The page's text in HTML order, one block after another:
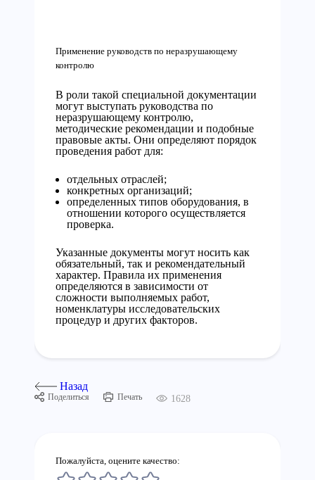
Применение руководств по неразрушающему
контролю
В роли такой специальной документации
могут выступать руководства по
неразрушающему контролю,
методические рекомендации и подобные
правовые акты. Они определяют порядок
проведения работ для:
отдельных отраслей;
конкретных организаций;
определенных типов оборудования, в
отношении которого осуществляется
проверка.
Указанные документы могут носить как
обязательный, так и рекомендательный
характер. Правила их применения
определяются в зависимости от
сложности выполняемых работ,
номенклатуры исследовательских
процедур и других факторов.
Назад
Поделиться Печать 1628
Пожалуйста, оцените качество: